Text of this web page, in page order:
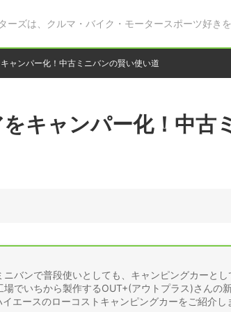
ーズは、クルマ・バイク・モータースポーツ好き
ャンパー化！中古ミニバンの賢い使い道
キャンパー化！中古
バンで普段使いとしても、キャンピングカーとし
場でいちから製作するOUT+(アウトプラス)さんの
エースのローコストキャンピングカーをご紹介し